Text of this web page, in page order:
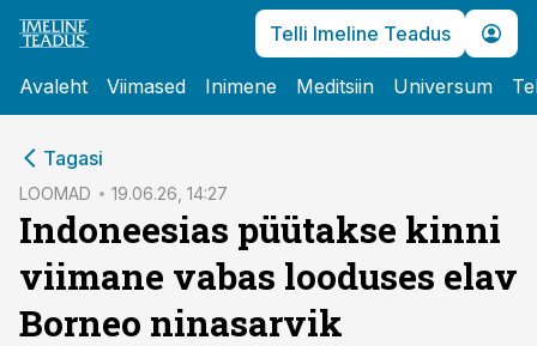
Telli Imeline Teadus
Avaleht Viimased Inimene Meditsiin Universum
Tagasi
LOOMAD 19.06.26, 14:27
Indoneesias püütakse kinni
viimane vabas looduses elav
Borneo ninasarvik